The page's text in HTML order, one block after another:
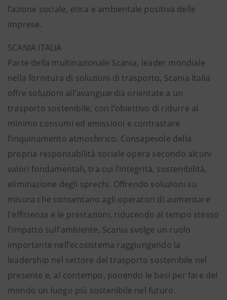
l’azione sociale, etica e ambientale positiva delle
imprese.
SCANIA ITALIA
Parte della multinazionale Scania, leader mondiale
nella fornitura di soluzioni di trasporto, Scania Italia
offre soluzioni all'avanguardia orientate a un
trasporto sostenibile, con l’obiettivo di ridurre al
minimo consumi ed emissioni e contrastare
l’inquinamento atmosferico. Consapevole della
propria responsabilità sociale opera secondo alcuni
valori fondamentali, tra cui l’integrità, sostenibilità,
eliminazione degli sprechi. Offrendo soluzioni su
misura che consentano agli operatori di aumentare
l'efficienza e le prestazioni, riducendo al tempo stesso
l'impatto sull'ambiente, Scania svolge un ruolo
importante nell’ecosistema raggiungendo la
leadership nel settore del trasporto sostenibile nel
presente e, al contempo, ponendo le basi per fare del
mondo un luogo più sostenibile nel futuro.